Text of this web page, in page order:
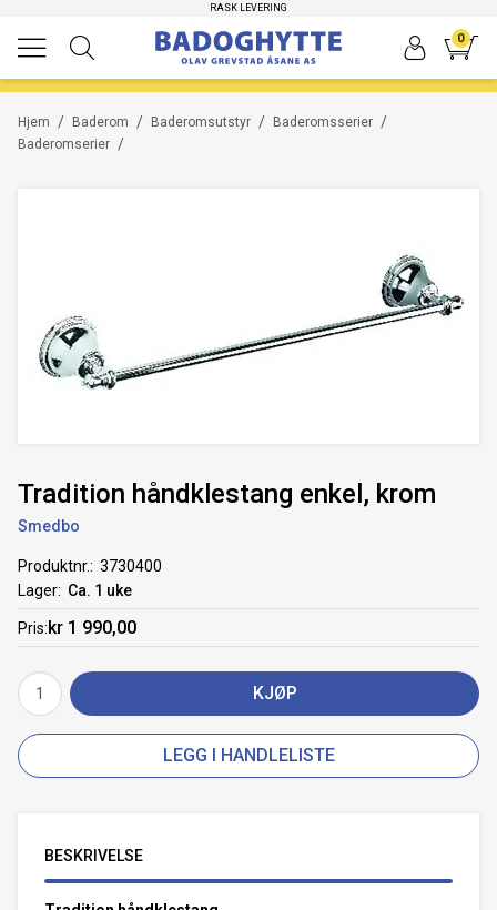
RASK LEVERING
0
/
Hjem /
Baderom /
Baderomsutstyr /
Baderomsserier
/
Baderomserier
Tradition håndklestang enkel, krom
Smedbo
Produktnr.
3730400
Lager
Ca. 1 uke
Pris kr 1 990,00
KJØP
LEGG I HANDLELISTE
BESKRIVELSE